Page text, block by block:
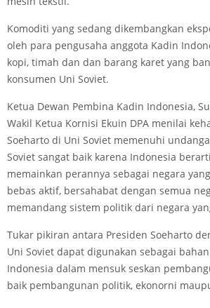
Komoditi yang sedang dikembangkan
oleh para pengusaha anggota Kadin
kopi, timah dan dan barang karet yang
konsumen Uni Soviet.
Ketua Dewan Pembina Kadin Indonesia,
Wakil Ketua Kornisi Ekuin DPA menilai
Soeharto di Uni Soviet memenuhi
Soviet sangat baik karena Indonesia
memainkan perannya sebagai negara
bebas aktif, bersahabat dengan semua
memandang sistem politik dari negara
Tukar pikiran antara Presiden Soeharto
Uni Soviet dapat digunakan sebagai
Indonesia dalam mensuk seskan
baik pembangunan politik, ekonorni